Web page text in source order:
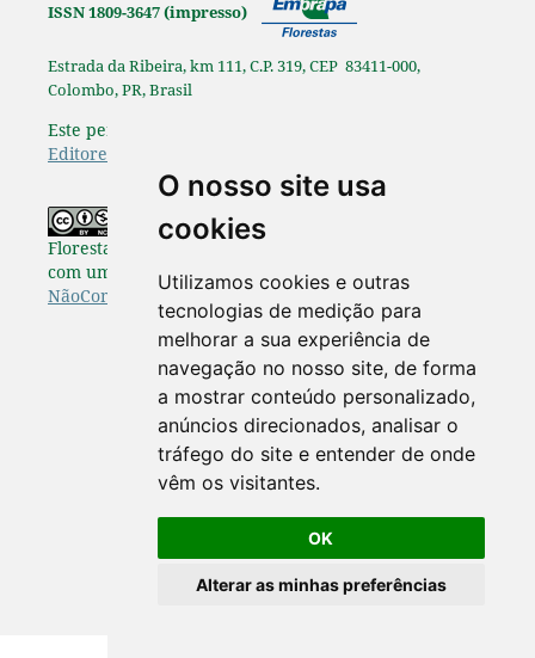
O nosso site usa
cookies
Utilizamos cookies e outras
tecnologias de medição para
melhorar a sua experiência de
navegação no nosso site, de forma
a mostrar conteúdo personalizado,
anúncios direcionados, analisar o
tráfego do site e entender de onde
vêm os visitantes.
OK
Alterar as minhas preferências
ISSN 1809-3647 (impresso)
Estrada da Ribeira, km 111, C.P. 319, CEP 83411-000,
Colombo, PR, Brasil
Este periódico é afiliado à
Editores Científicos
Os originais publicados na Pesquisa
Florestal Brasileira estão disponibilizados de acordo
com uma Licença Creative Commons Atribuição-
NãoComercial-SemDerivações 4.0 Internacional